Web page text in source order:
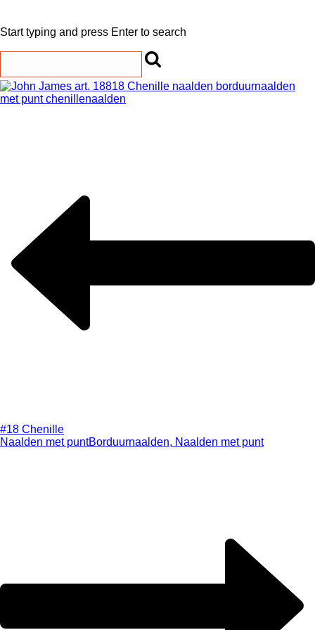
Start typing and press Enter to search
#18 Chenille
Naalden met puntBorduurnaalden, Naalden met punt